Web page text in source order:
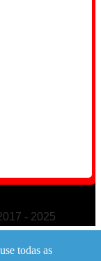
- 2025
todas as